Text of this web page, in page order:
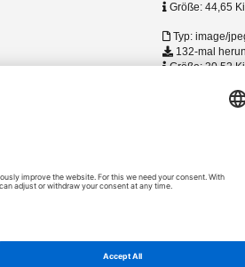
Größe: 44,65
Typ: image/
132-mal
Größe: 30,52
sollen zwei Linien mit einem (logischen)
beiden Linien in eine List tun?